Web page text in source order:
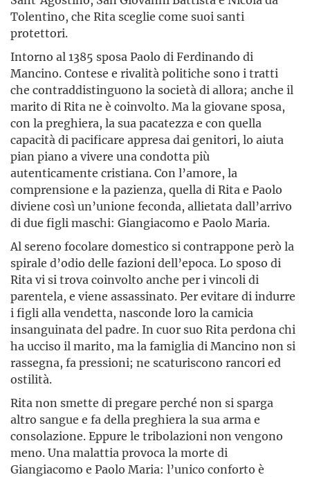
Tolentino, che Rita sceglie come suoi santi
protettori.
Intorno al 1385 sposa Paolo di Ferdinando di
Mancino. Contese e rivalità politiche sono i tratti
che contraddistinguono la società di allora; anche il
marito di Rita ne è coinvolto. Ma la giovane sposa,
con la preghiera, la sua pacatezza e con quella
capacità di pacificare appresa dai genitori, lo aiuta
pian piano a vivere una condotta più
autenticamente cristiana. Con l’amore, la
comprensione e la pazienza, quella di Rita e Paolo
diviene così un’unione feconda, allietata dall’arrivo
di due figli maschi: Giangiacomo e Paolo Maria.
Al sereno focolare domestico si contrappone però la
spirale d’odio delle fazioni dell’epoca. Lo sposo di
Rita vi si trova coinvolto anche per i vincoli di
parentela, e viene assassinato. Per evitare di indurre
i figli alla vendetta, nasconde loro la camicia
insanguinata del padre. In cuor suo Rita perdona chi
ha ucciso il marito, ma la famiglia di Mancino non si
rassegna, fa pressioni; ne scaturiscono rancori ed
ostilità.
Rita non smette di pregare perché non si sparga
altro sangue e fa della preghiera la sua arma e
consolazione. Eppure le tribolazioni non vengono
meno. Una malattia provoca la morte di
Giangiacomo e Paolo Maria: l’unico conforto è